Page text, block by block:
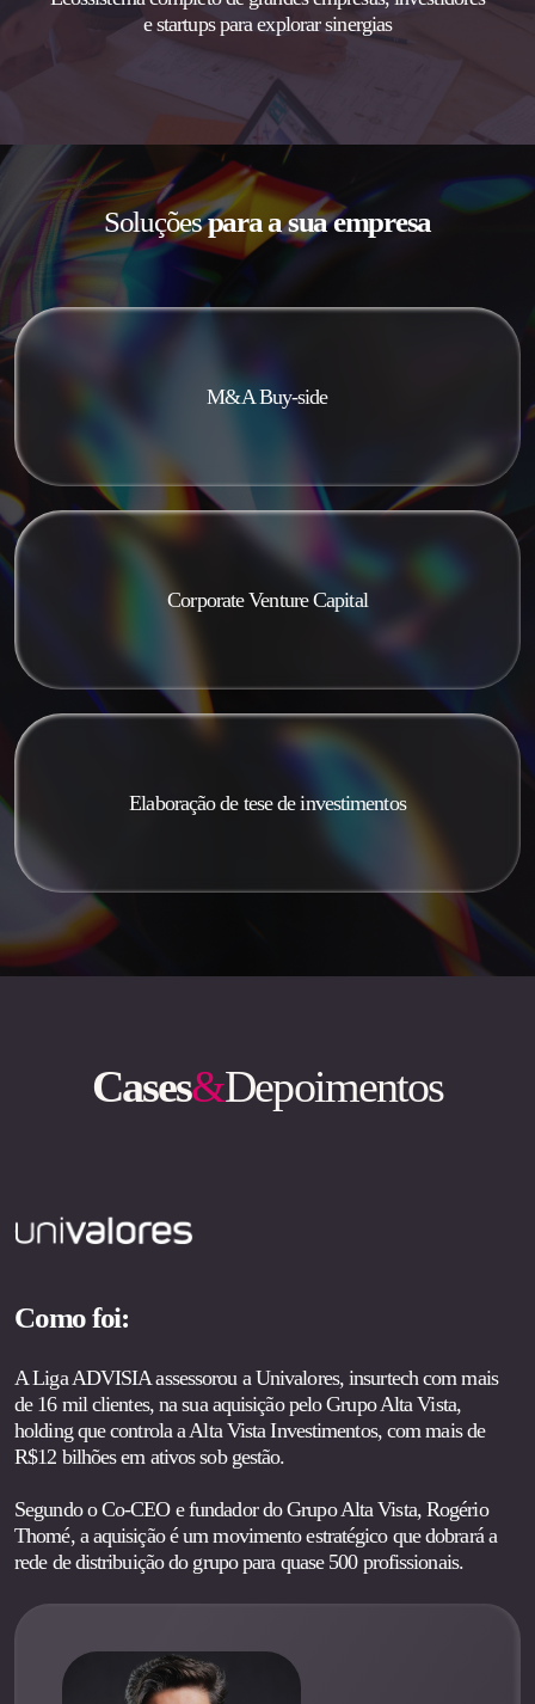
e startups para explorar sinergias
Soluçõespara a sua empresa
M&A Buy-side
Corporate Venture Capital
Elaboração de tese de investimentos
Cases&Depoimentos
Como foi:
A Liga ADVISIA assessorou a Univalores, insurtech com mais
de 16 mil clientes, na sua aquisição pelo Grupo Alta Vista,
holding que controla a Alta Vista Investimentos, com mais de
R$12 bilhões em ativos sob gestão.
Segundo o Co-CEO e fundador do Grupo Alta Vista, Rogério
Thomé, a aquisição é um movimento estratégico que dobrará a
rede de distribuição do grupo para quase 500 profissionais.